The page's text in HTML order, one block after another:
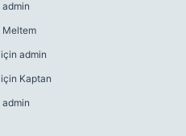
admin
Meltem
için admin
için Kaptan
admin